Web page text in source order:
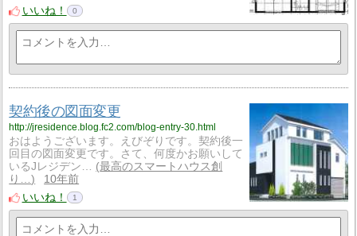
いいね！
0
契約後の図面変更
http://jresidence.blog.fc2.com/blog-entry-30.html
おはようございます。えびぞりです。契約後一
回目の図面変更です。さて、何度かお願いして
いるJレジデン…
最高のスマートハウス創
り…
10年前
いいね！
1